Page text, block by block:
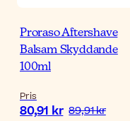
Proraso Aftershave
Balsam Skyddande
100ml
Pris
80,91 kr 89,91 kr